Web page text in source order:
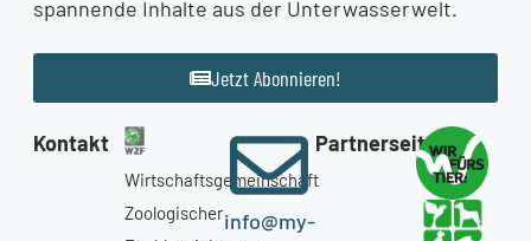
spannende Inhalte aus der Unterwasserwelt.
Jetzt Abonnieren!
Kontakt
Wirtschaftsgemeinschaft
Zoologischerinfo@my-
Partnerseiten